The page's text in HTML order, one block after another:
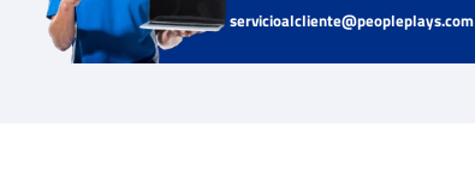
servicioalcliente@peopleplays.com